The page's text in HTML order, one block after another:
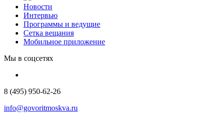
Новости
Интервью
Программы и ведущие
Сетка вещания
Мобильное приложение
Мы в соцсетях
8 (495) 950-62-26
info@govoritmoskva.ru